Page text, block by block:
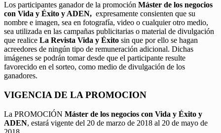
Los participantes ganador de la promoción Máster de los negocios
con Vida y Éxito y ADEN, expresamente consienten que su
nombre e imagen, sea en fotografía, video o cualquier otro medio,
sea utilizada en las campañas publicitarias o material de divulgación
que realice La Revista Vida y Éxito sin que por ello se hagan
acreedores de ningún tipo de remuneración adicional. Dichas
imágenes se podrán tomar desde que el participante resulte
favorecido en el sorteo, como medio de divulgación de los
ganadores.
VIGENCIA DE LA PROMOCION
La PROMOCIÓN Máster de los negocios con Vida y Éxito y
ADEN, estará vigente del 20 de marzo de 2018 al 20 de mayo de